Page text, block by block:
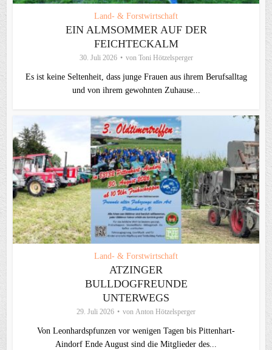
Land- & Forstwirtschaft
EIN ALMSOMMER AUF DER
FEICHTECKALM
30. Juli 2026 von Toni Hötzelsperger
Es ist keine Seltenheit, dass junge Frauen aus ihrem Berufsalltag
und von ihrem gewohnten Zuhause...
Land- & Forstwirtschaft
ATZINGER
BULLDOGFREUNDE
UNTERWEGS
29. Juli 2026 von Anton Hötzelsperger
Von Leonhardspfunzen vor wenigen Tagen bis Pittenhart-
Aindorf Ende August sind die Mitglieder des...